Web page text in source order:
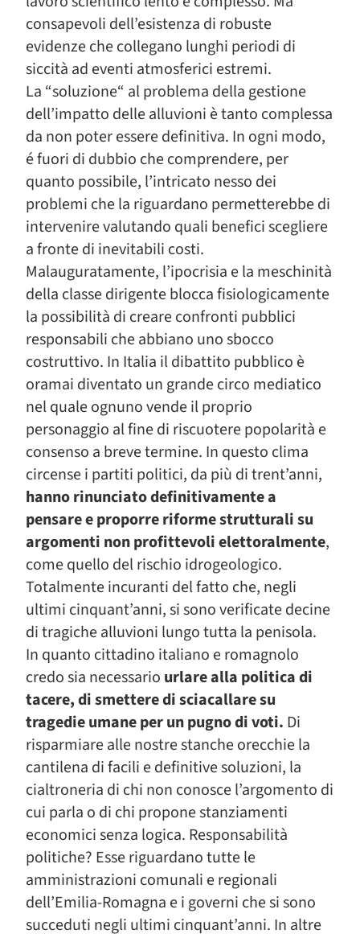
consapevoli dell’esistenza di robuste
evidenze che collegano lunghi periodi di
siccità ad eventi atmosferici estremi.
La “soluzione“ al problema della gestione
dell’impatto delle alluvioni è tanto complessa
da non poter essere definitiva. In ogni modo,
é fuori di dubbio che comprendere, per
quanto possibile, l’intricato nesso dei
problemi che la riguardano permetterebbe di
intervenire valutando quali benefici scegliere
a fronte di inevitabili costi.
Malauguratamente, l’ipocrisia e la meschinità
della classe dirigente blocca fisiologicamente
la possibilità di creare confronti pubblici
responsabili che abbiano uno sbocco
costruttivo. In Italia il dibattito pubblico è
oramai diventato un grande circo mediatico
nel quale ognuno vende il proprio
personaggio al fine di riscuotere popolarità e
consenso a breve termine. In questo clima
circense i partiti politici, da più di trent’anni,
hanno rinunciato definitivamente a
pensare e proporre riforme strutturali su
argomenti non profittevoli elettoralmente,
come quello del rischio idrogeologico.
Totalmente incuranti del fatto che, negli
ultimi cinquant’anni, si sono verificate decine
di tragiche alluvioni lungo tutta la penisola.
In quanto cittadino italiano e romagnolo
credo sia necessario urlare alla politica di
tacere, di smettere di sciacallare su
tragedie umane per un pugno di voti. Di
risparmiare alle nostre stanche orecchie la
cantilena di facili e definitive soluzioni, la
cialtroneria di chi non conosce l’argomento di
cui parla o di chi propone stanziamenti
economici senza logica. Responsabilità
politiche? Esse riguardano tutte le
amministrazioni comunali e regionali
dell’Emilia-Romagna e i governi che si sono
succeduti negli ultimi cinquant’anni. In altre